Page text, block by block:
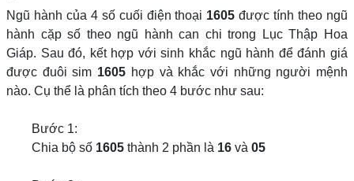
Ngũ hành của 4 số cuối điện thoại 1605 được tính theo ngũ
hành cặp số theo ngũ hành can chi trong Lục Thập Hoa
Giáp. Sau đó, kết hợp với sinh khắc ngũ hành để đánh giá
được đuôi sim 1605 hợp và khắc với những người mệnh
nào. Cụ thể là phân tích theo 4 bước như sau:
Bước 1:
Chia bộ số 1605 thành 2 phần là 16 và 05